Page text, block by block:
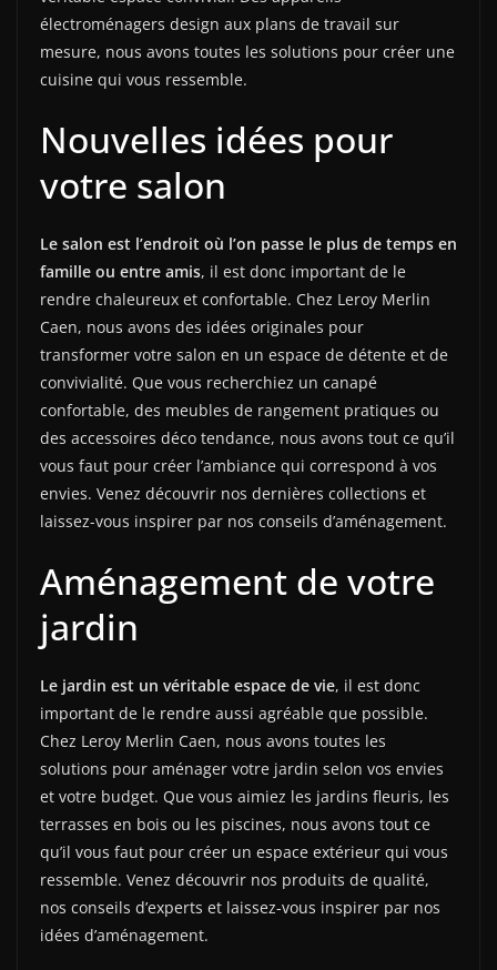
électroménagers design aux plans de travail sur
mesure, nous avons toutes les solutions pour créer une
cuisine qui vous ressemble.
Nouvelles idées pour
votre salon
Le salon est l’endroit où l’on passe le plus de temps en
famille ou entre amis, il est donc important de le
rendre chaleureux et confortable. Chez Leroy Merlin
Caen, nous avons des idées originales pour
transformer votre salon en un espace de détente et de
convivialité. Que vous recherchiez un canapé
confortable, des meubles de rangement pratiques ou
des accessoires déco tendance, nous avons tout ce qu’il
vous faut pour créer l’ambiance qui correspond à vos
envies. Venez découvrir nos dernières collections et
laissez-vous inspirer par nos conseils d’aménagement.
Aménagement de votre
jardin
Le jardin est un véritable espace de vie, il est donc
important de le rendre aussi agréable que possible.
Chez Leroy Merlin Caen, nous avons toutes les
solutions pour aménager votre jardin selon vos envies
et votre budget. Que vous aimiez les jardins fleuris, les
terrasses en bois ou les piscines, nous avons tout ce
qu’il vous faut pour créer un espace extérieur qui vous
ressemble. Venez découvrir nos produits de qualité,
nos conseils d’experts et laissez-vous inspirer par nos
idées d’aménagement.